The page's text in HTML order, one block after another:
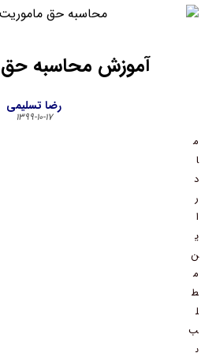
آموزش محاسبه
رضا تسلیمی
۱۳۹۹-۱۰-۱۷
م
ا
د
ر
ا
ی
ن
م
ط
ل
ب
ب